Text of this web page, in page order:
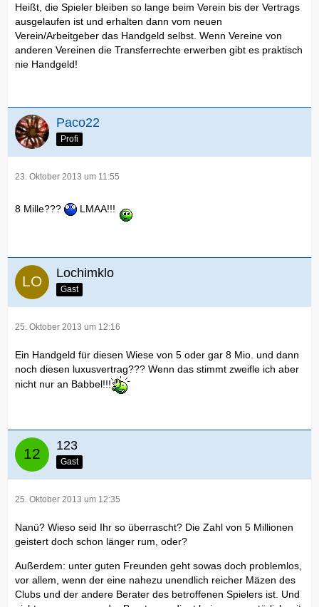
Heißt, die Spieler bleiben so lange beim Verein bis der Vertrags
ausgelaufen ist und erhalten dann vom neuen
Verein/Arbeitgeber das Handgeld selbst. Wenn Vereine von
anderen Vereinen die Transferrechte erwerben gibt es praktisch
nie Handgeld!
Paco22
Profi
23. Oktober 2013 um 11:55
8 Mille??? LMAA!!!
Lochimklo
Gast
25. Oktober 2013 um 12:16
Ein Handgeld für diesen Wiese von 5 oder gar 8 Mio. und dann
noch diesen luxusvertrag??? Wenn das stimmt zweifle ich aber
nicht nur an Babbel!!!
123
Gast
25. Oktober 2013 um 12:35
Nanü? Wieso seid Ihr so überrascht? Die Zahl von 5 Millionen
geistert doch schon länger rum, oder?
Außerdem: unter guten Freunden geht sowas doch problemlos,
vor allem, wenn der eine nahezu unendlich reicher Mäzen des
Clubs und der andere Berater des betroffenen Spielers ist. Und